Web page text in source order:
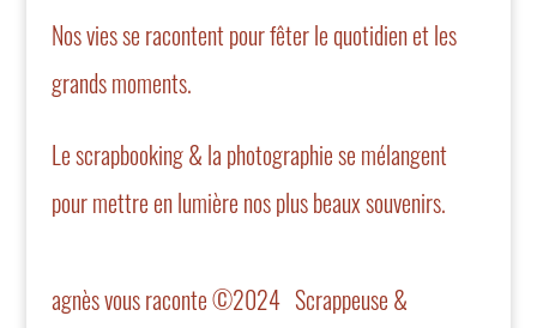
Nos vies se racontent pour fêter le quotidien et les
grands moments.
Le scrapbooking & la photographie se mélangent
pour mettre en lumière nos plus beaux souvenirs.
agnès vous raconte ©2024 Scrappeuse &